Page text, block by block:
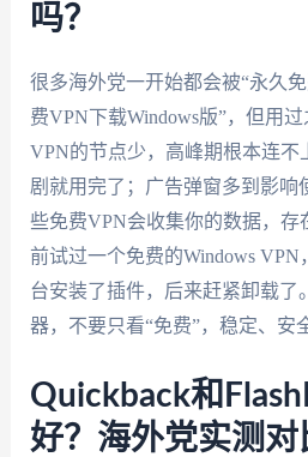
吗？
很多海外党一开始都会被“永久
费VPN下载Windows版”，但用
VPN的节点少，高峰期根本连不
剧就用完了；广告弹窗多到影响
些免费VPN会收集你的数据，存
前试过一个免费的Windows
台安装了插件，后来赶紧卸载了
器，不要只看“免费”，稳定、安
Quickback和
好？海外党实测对